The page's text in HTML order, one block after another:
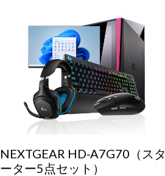
NEXTGEAR HD-A7G70（スタ
ーター5点セット）